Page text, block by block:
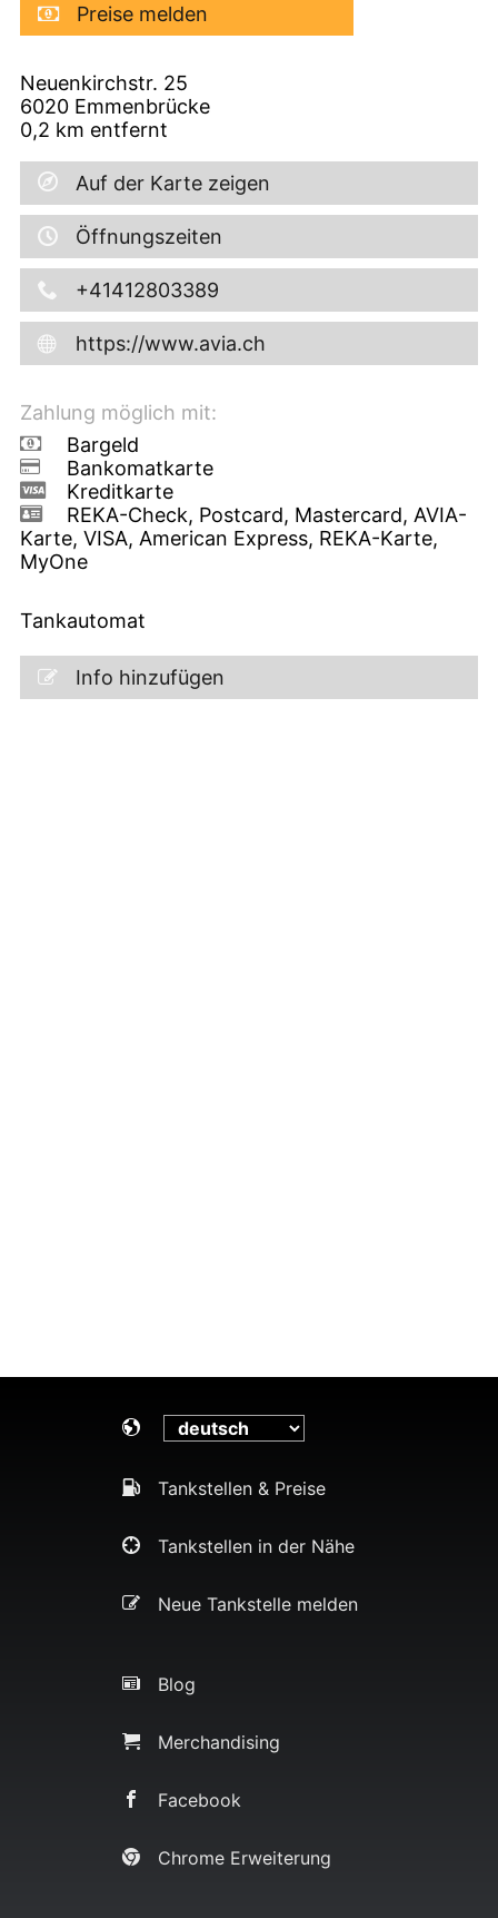
Preise melden
Neuenkirchstr. 25
6020 Emmenbrücke
0,2 km entfernt
Auf der Karte zeigen
Öffnungszeiten
+41412803389
https://www.avia.ch
Zahlung möglich mit:
Bargeld
Bankomatkarte
Kreditkarte
REKA-Check, Postcard, Mastercard, AVIA-
Karte, VISA, American Express, REKA-Karte,
MyOne
Tankautomat
Info hinzufügen
Tankstellen & Preise
Tankstellen in der Nähe
Neue Tankstelle melden
Blog
Merchandising
Facebook
Chrome Erweiterung